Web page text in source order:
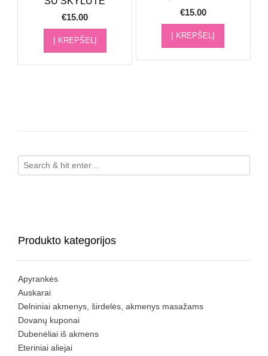
€15.00
Į KREPŠELĮ
€15.00
Į KREPŠELĮ
Produkto kategorijos
Apyrankės
Auskarai
Delniniai akmenys, širdelės, akmenys masažams
Dovanų kuponai
Dubenėliai iš akmens
Eteriniai aliejai